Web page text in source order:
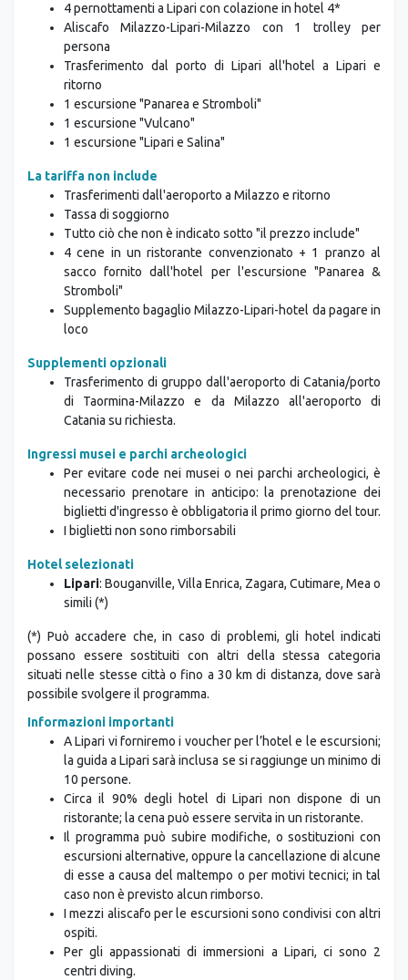
4 pernottamenti a Lipari con colazione in hotel 4*
Aliscafo Milazzo-Lipari-Milazzo con 1 trolley per
persona
Trasferimento dal porto di Lipari all'hotel a Lipari e
ritorno
1 escursione "Panarea e Stromboli"
1 escursione "Vulcano"
1 escursione "Lipari e Salina"
La tariffa non include
Trasferimenti dall'aeroporto a Milazzo e ritorno
Tassa di soggiorno
Tutto ciò che non è indicato sotto "il prezzo include"
4 cene in un ristorante convenzionato + 1 pranzo al
sacco fornito dall'hotel per l'escursione "Panarea &
Stromboli"
Supplemento bagaglio Milazzo-Lipari-hotel da pagare in
loco
Supplementi opzionali
Trasferimento di gruppo dall'aeroporto di Catania/porto
di Taormina-Milazzo e da Milazzo all'aeroporto di
Catania su richiesta.
Ingressi musei e parchi archeologici
Per evitare code nei musei o nei parchi archeologici, è
necessario prenotare in anticipo: la prenotazione dei
biglietti d'ingresso è obbligatoria il primo giorno del tour.
I biglietti non sono rimborsabili
Hotel selezionati
Lipari: Bouganville, Villa Enrica, Zagara, Cutimare, Mea o
simili (*)
(*) Può accadere che, in caso di problemi, gli hotel indicati
possano essere sostituiti con altri della stessa categoria
situati nelle stesse città o fino a 30 km di distanza, dove sarà
possibile svolgere il programma.
Informazioni importanti
A Lipari vi forniremo i voucher per l’hotel e le escursioni;
la guida a Lipari sarà inclusa se si raggiunge un minimo di
10 persone.
Circa il 90% degli hotel di Lipari non dispone di un
ristorante; la cena può essere servita in un ristorante.
Il programma può subire modifiche, o sostituzioni con
escursioni alternative, oppure la cancellazione di alcune
di esse a causa del maltempo o per motivi tecnici; in tal
caso non è previsto alcun rimborso.
I mezzi aliscafo per le escursioni sono condivisi con altri
ospiti.
Per gli appassionati di immersioni a Lipari, ci sono 2
centri diving.